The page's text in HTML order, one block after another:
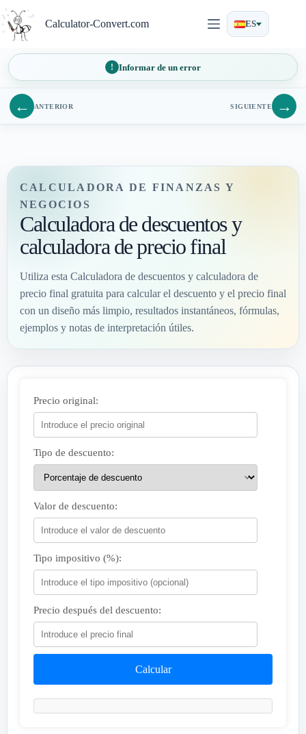
al
contenido
Calculator-Convert.com ES
Informar de un error
← ANTERIOR SIGUIENTE →
CALCULADORA DE FINANZAS Y
NEGOCIOS
Calculadora de descuentos y
calculadora de precio final
Utiliza esta Calculadora de descuentos y calculadora de
precio final gratuita para calcular el descuento y el precio final
con un diseño más limpio, resultados instantáneos, fórmulas,
ejemplos y notas de interpretación útiles.
Precio original:
Tipo de descuento:
Valor de descuento:
Tipo impositivo (%):
Precio después del descuento:
Calcular